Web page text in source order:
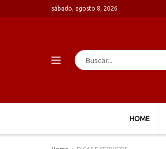
sábado, agosto 8, 2026
HOME